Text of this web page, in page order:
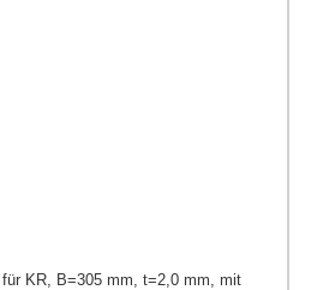
KR, B=305 mm, t=2,0 mm, mit